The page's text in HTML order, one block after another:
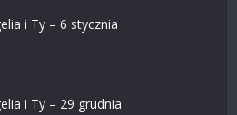
i Ty – 6 stycznia
i Ty – 29 grudnia